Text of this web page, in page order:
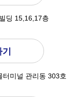
딩 15,16,17층
터미널 관리동 303호